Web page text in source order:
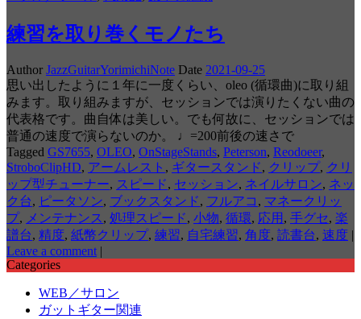
練習を取り巻くモノたち
Author JazzGuitarYorimichiNote Date 2021-09-25
思い出したように１年に一度くらい、oleo (循環曲)に取り組
みます。取り組みますが、セッションでは演りたくない曲の
代表格です。曲自体は美しい。でも何故に、セッションでは
普通の速度で演らないのか。 ♩=200前後の速さで
Tagged GS7655, OLEO, OnStageStands, Peterson, Reodoeer,
StroboClipHD, アームレスト , ギタースタンド, クリップ, クリ
ップ型チューナー, スピード, セッション, ネイルサロン, ネッ
ク台, ピータソン, ブックスタンド, フルアコ , マネークリッ
プ, メンテナンス , 処理スピード, 小物, 循環, 応用 , 手グセ, 楽
譜台, 精度, 紙幣クリップ, 練習, 自宅練習, 角度, 読書台, 速度 |
Leave a comment |
Categories
WEB／サロン
ガットギター関連